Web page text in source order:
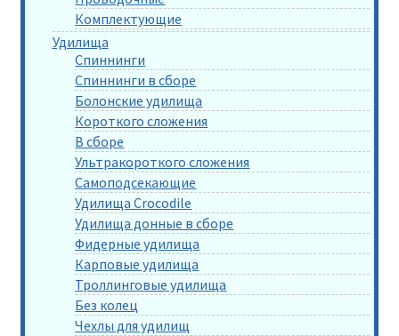
Комплектующие
Удилища
Спиннинги
Спиннинги в сборе
Болонские удилища
Короткого сложения
В сборе
Ультракороткого сложения
Самоподсекающие
Удилища Crocodile
Удилища донные в сборе
Фидерные удилища
Карповые удилища
Троллинговые удилища
Без колец
Чехлы для удилищ